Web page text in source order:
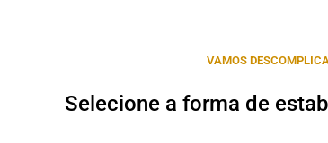
VAMOS
Selecione a forma de